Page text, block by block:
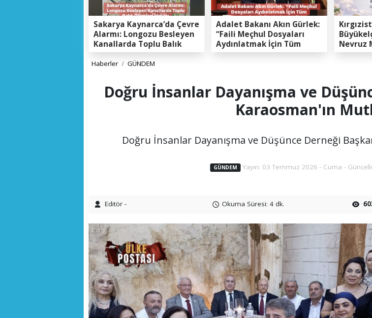
Sakarya Kaynarca’da Çevre
Alarmı: Longozu Besleyen
Kanallarda Toplu Balık
Ölümleri Gerçeği
Adalet Bakanı Akın Gürlek:
“Faili Meçhul Dosyaları
Aydınlatmak İçin Tüm
Kapasitemizi Seferber
Nevruz
Haberler GÜNDEM
Doğru İnsanlar Dayanışma ve
Karaosman'ın
Doğru İnsanlar Dayanışma ve Düşünce Derneği
GÜNDEM Yayın: 03 Temmuz 2026 - Cuma -
Editör - Okuma Süresi: 4 dk.